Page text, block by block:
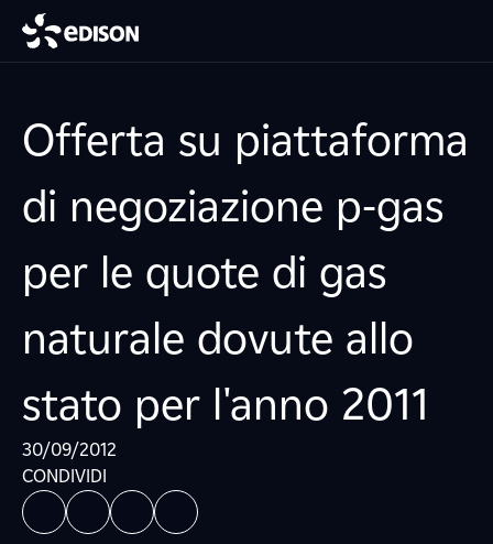
Offerta su piattaforma
di negoziazione p-gas
per le quote di gas
naturale dovute allo
stato per l'anno 2011
30/09/2012
CONDIVIDI